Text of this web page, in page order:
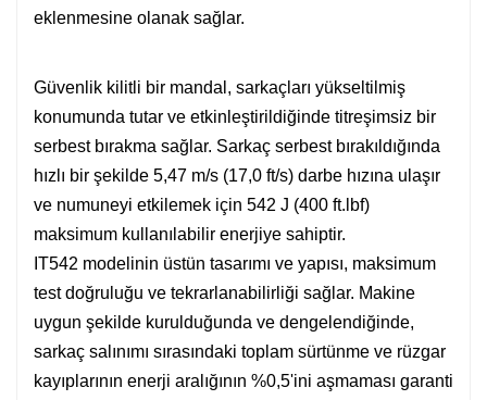
eklenmesine olanak sağlar.
Güvenlik kilitli bir mandal, sarkaçları yükseltilmiş
konumunda tutar ve etkinleştirildiğinde titreşimsiz bir
serbest bırakma sağlar. Sarkaç serbest bırakıldığında
hızlı bir şekilde 5,47 m/s (17,0 ft/s) darbe hızına ulaşır
ve numuneyi etkilemek için 542 J (400 ft.lbf)
maksimum kullanılabilir enerjiye sahiptir.
IT542 modelinin üstün tasarımı ve yapısı, maksimum
test doğruluğu ve tekrarlanabilirliği sağlar. Makine
uygun şekilde kurulduğunda ve dengelendiğinde,
sarkaç salınımı sırasındaki toplam sürtünme ve rüzgar
kayıplarının enerji aralığının %0,5'ini aşmaması garanti